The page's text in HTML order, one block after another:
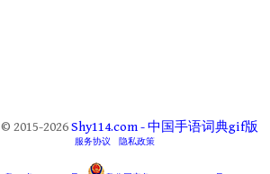
© 2015-2026Shy114.com - 中国手语词典gif版
服务协议 隐私政策